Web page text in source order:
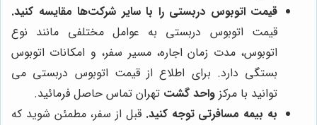
قیمت اتوبوس دربستی را با سایر شرکت‌ها مقایسه کنید.
قیمت اتوبوس دربستی به عوامل مختلفی مانند نوع
اتوبوس، مدت زمان اجاره، مسیر سفر، و امکانات اتوبوس
بستگی دارد. برای اطلاع از قیمت اتوبوس دربستی می
توانید با مرکز واحد گشت تهران تماس حاصل فرمائید.
به بیمه مسافرتی توجه کنید. قبل از سفر، مطمئن شوید که